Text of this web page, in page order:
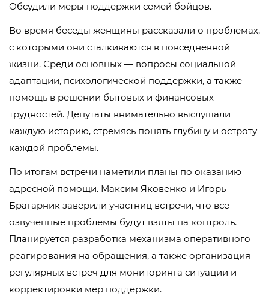
Обсудили меры поддержки семей бойцов.
Во время беседы женщины рассказали о проблемах,
с которыми они сталкиваются в повседневной
жизни. Среди основных — вопросы социальной
адаптации, психологической поддержки, а также
помощь в решении бытовых и финансовых
трудностей. Депутаты внимательно выслушали
каждую историю, стремясь понять глубину и остроту
каждой проблемы.
По итогам встречи наметили планы по оказанию
адресной помощи. Максим Яковенко и Игорь
Брагарник заверили участниц встречи, что все
озвученные проблемы будут взяты на контроль.
Планируется разработка механизма оперативного
реагирования на обращения, а также организация
регулярных встреч для мониторинга ситуации и
корректировки мер поддержки.